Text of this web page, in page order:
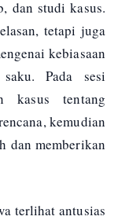
dan studi kasus.
tetapi juga
kebiasaan
Pada sesi
kasus tentang
kemudian
dan memberikan
terlihat antusias